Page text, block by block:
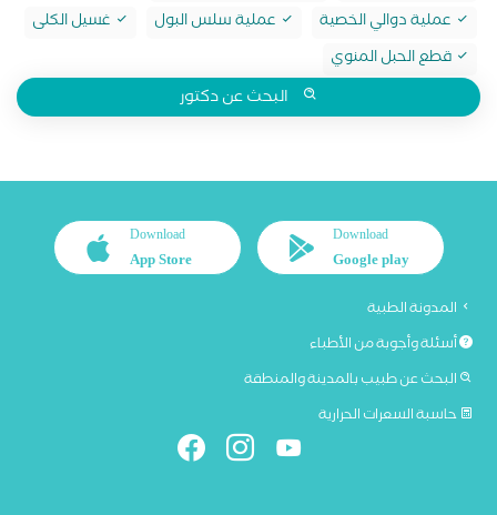
عملية دوالي الخصية
عملية سلس البول
غسيل الكلى
قطع الحبل المنوي
البحث عن دكتور
Download
Google play
Download
App Store
المدونة الطبية
أسئلة وأجوبة من الأطباء
البحث عن طبيب بالمدينة والمنطقة
حاسبة السعرات الحرارية